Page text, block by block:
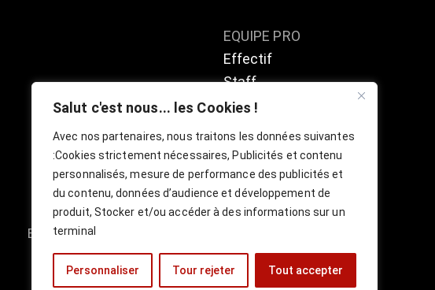
Salut c'est nous... les Cookies !
Avec nos partenaires, nous traitons les données suivantes
:Cookies strictement nécessaires, Publicités et contenu
personnalisés, mesure de performance des publicités et
du contenu, données d’audience et développement de
produit, Stocker et/ou accéder à des informations sur un
terminal
Personnaliser Tour rejeter Tout accepter
EQUIPE PRO
Effectif
Staff
Calendrier / résultats
Boutique